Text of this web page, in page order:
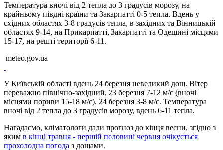
Температура вночі від 2 тепла до 3 градусів морозу, на
крайньому півдні країни та Закарпатті 0-5 тепла. Вдень у
східних областях 3-8 градусів тепла, в західних та Вінницькій
областях 9-14, на Прикарпатті, Закарпатті та Одещині місцями
15-17, на решті території 6-11.
meteo.gov.ua
У Київській області вдень 24 березня невеликий дощ. Вітер
переважно північно-західний, 23 березня 7-12 м/с (вночі
місцями пориви 15-18 м/с), 24 березня 3-8 м/с. Температура
вночі від 2 тепла до 3 градусів морозу, вдень 6-11 тепла.
Нагадаємо, кліматологи дали прогноз до кінця весни, згідно з
яким в кінці травня - першій половині червня очікується
прохолодна погода з дощами.